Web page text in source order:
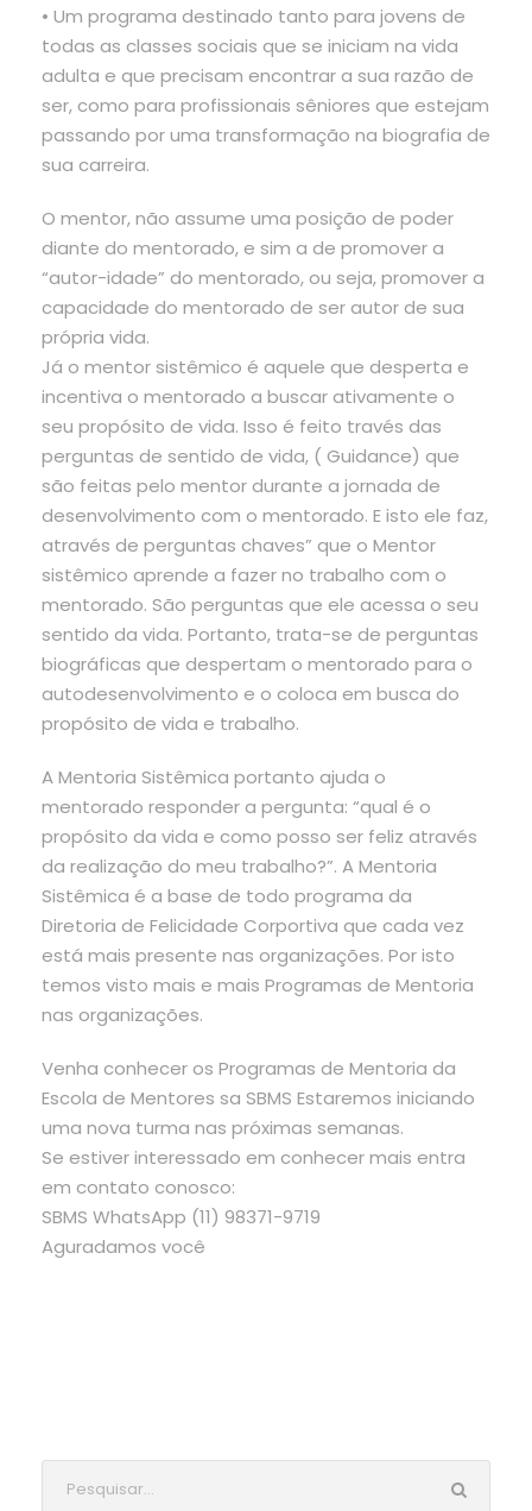
• Um programa destinado tanto para jovens de
todas as classes sociais que se iniciam na vida
adulta e que precisam encontrar a sua razão de
ser, como para profissionais sêniores que estejam
passando por uma transformação na biografia de
sua carreira.
O mentor, não assume uma posição de poder
diante do mentorado, e sim a de promover a
“autor-idade” do mentorado, ou seja, promover a
capacidade do mentorado de ser autor de sua
própria vida.
Já o mentor sistêmico é aquele que desperta e
incentiva o mentorado a buscar ativamente o
seu propósito de vida. Isso é feito través das
perguntas de sentido de vida, ( Guidance) que
são feitas pelo mentor durante a jornada de
desenvolvimento com o mentorado. E isto ele faz,
através de perguntas chaves” que o Mentor
sistêmico aprende a fazer no trabalho com o
mentorado. São perguntas que ele acessa o seu
sentido da vida. Portanto, trata-se de perguntas
biográficas que despertam o mentorado para o
autodesenvolvimento e o coloca em busca do
propósito de vida e trabalho.
A Mentoria Sistêmica portanto ajuda o
mentorado responder a pergunta: “qual é o
propósito da vida e como posso ser feliz através
da realização do meu trabalho?”. A Mentoria
Sistêmica é a base de todo programa da
Diretoria de Felicidade Corportiva que cada vez
está mais presente nas organizações. Por isto
temos visto mais e mais Programas de Mentoria
nas organizações.
Venha conhecer os Programas de Mentoria da
Escola de Mentores sa SBMS Estaremos iniciando
uma nova turma nas próximas semanas.
Se estiver interessado em conhecer mais entra
em contato conosco:
SBMS WhatsApp (11) 98371-9719
Aguradamos você